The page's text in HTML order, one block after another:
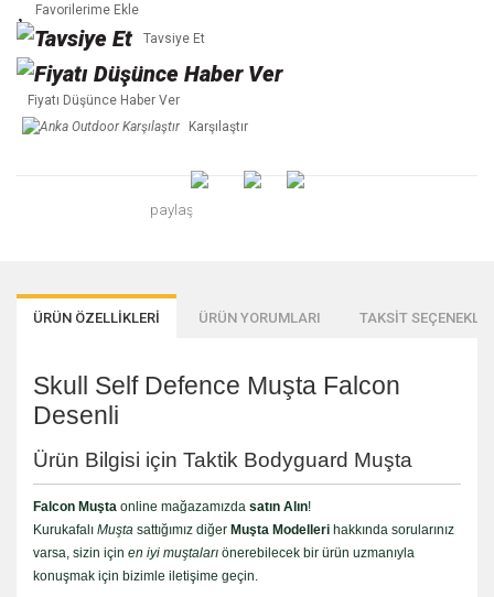
Tavsiye Et
Fiyatı Düşünce Haber Ver
Karşılaştır
paylaş
ÜRÜN ÖZELLİKLERİ ÜRÜN YORUMLARI TAKSİT
Skull Self Defence Muşta Falcon
Desenli
Ürün Bilgisi için Taktik Bodyguard Muşta
Falcon Muşta online mağazamızda satın Alın!
Kurukafalı Muşta sattığımız diğer Muşta Modelleri hakkında sorularınız
varsa, sizin için en iyi muştaları önerebilecek bir ürün uzmanıyla
konuşmak için bizimle iletişime geçin.